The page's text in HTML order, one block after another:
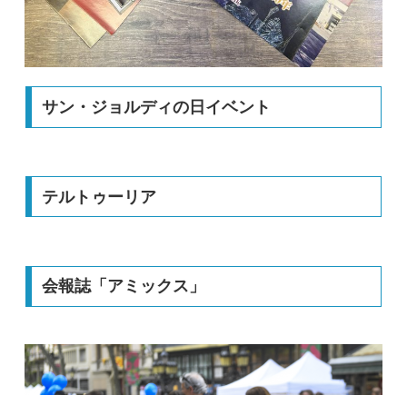
サン・ジョルディの日イベント
テルトゥーリア
会報誌「アミックス」